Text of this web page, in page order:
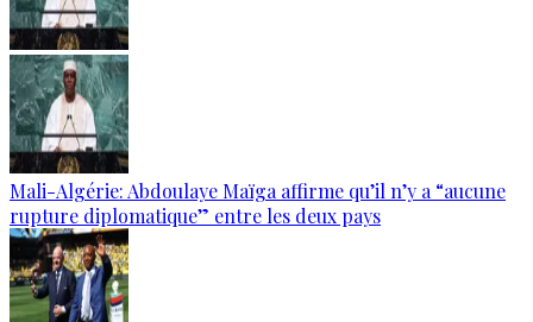
Mali-Algérie: Abdoulaye Maïga affirme qu’il n’y a “aucune
rupture diplomatique” entre les deux pays